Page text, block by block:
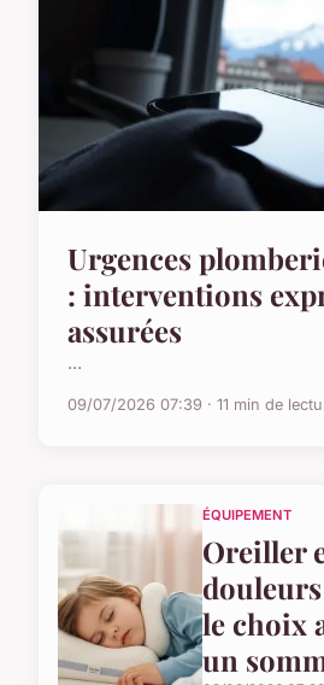
Urgences
: interventions
assurées
...
09/07/2026 07:39 · 11 min de
ÉQUIPEMENT
Oreiller
le choix
un